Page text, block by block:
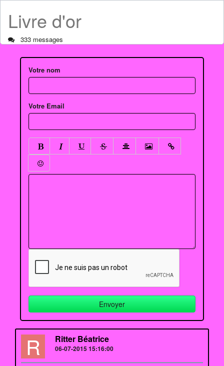
Livre d'or
333 messages
Votre nom
Votre Email
R Ritter Béatrice
06-07-2015 15:16:00